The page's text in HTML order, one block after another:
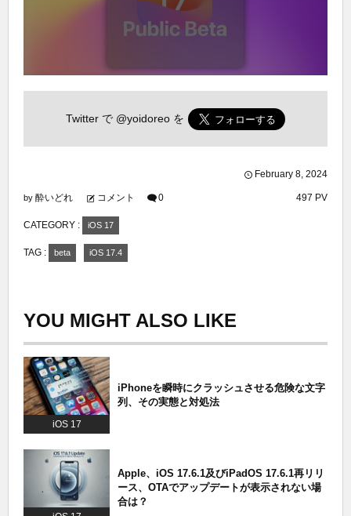
Twitter で @yoidoreo を
February 8, 2024
by 酔いどれ コメント 0 497 PV
CATEGORY : iOS 17
TAG : beta iOS 17.4
YOU MIGHT ALSO LIKE
iOS 17
iPhoneを瞬時にクラッシュさせる危険な文字
列、その実態と対処法
Apple、iOS 17.6.1及びiPadOS 17.6.1再リリ
ース、OTAでアップデートが表示されない場
合は？